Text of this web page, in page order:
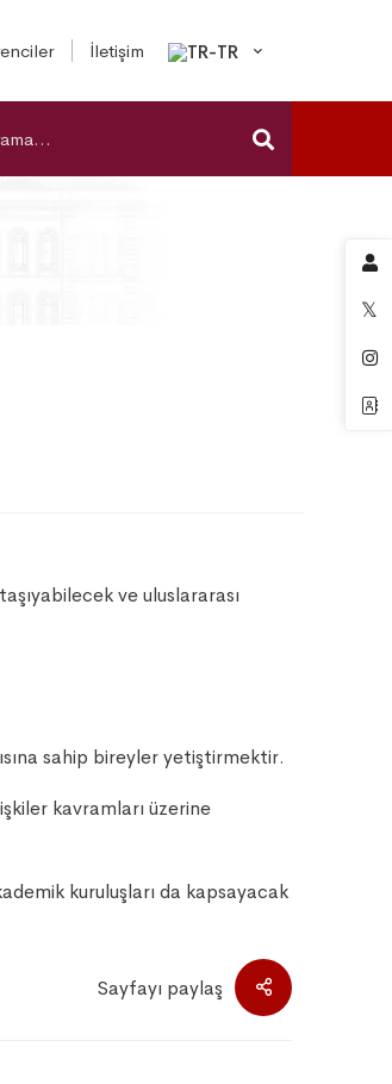
İletişim
ve uluslararası
sahip bireyler yetiştirmektir.
kavramları üzerine
kuruluşları da kapsayacak
Sayfayı paylaş